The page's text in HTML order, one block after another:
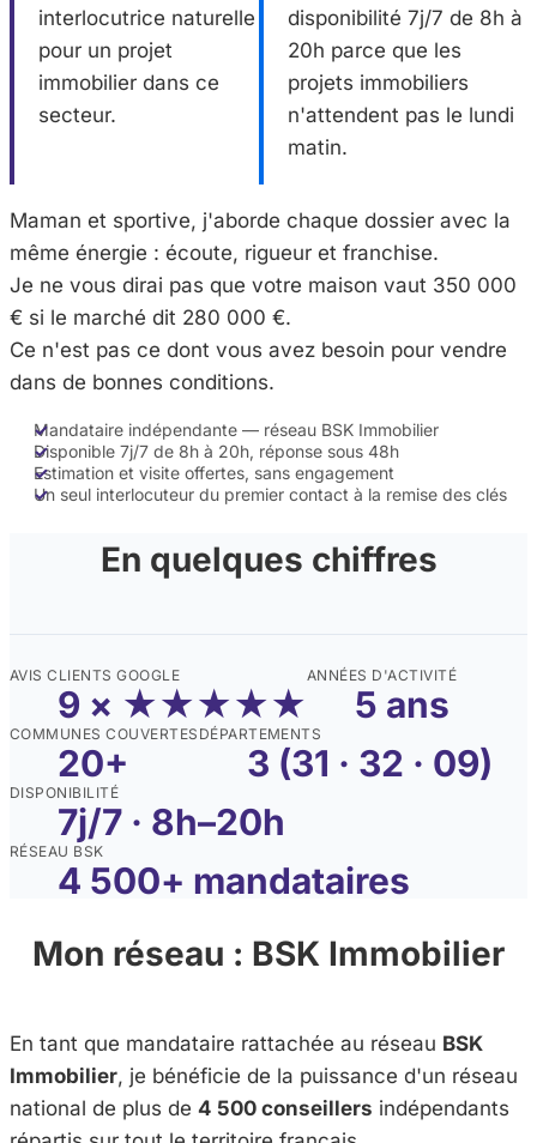
interlocutrice naturelle
pour un projet
immobilier dans ce
secteur.
disponibilité 7j/7 de 8h à
20h parce que les
projets immobiliers
n'attendent pas le lundi
matin.
Maman et sportive, j'aborde chaque dossier avec la
même énergie : écoute, rigueur et franchise.
Je ne vous dirai pas que votre maison vaut 350 000
€ si le marché dit 280 000 €.
Ce n'est pas ce dont vous avez besoin pour vendre
dans de bonnes conditions.
Mandataire indépendante — réseau BSK Immobilier
Disponible 7j/7 de 8h à 20h, réponse sous 48h
Estimation et visite offertes, sans engagement
Un seul interlocuteur du premier contact à la remise des clés
En quelques chiffres
AVIS CLIENTS GOOGLE
9 × ★★★★★
ANNÉES D'ACTIVITÉ
5 ans
COMMUNES COUVERTES
20+
DÉPARTEMENTS
3 (31 · 32 · 09)
DISPONIBILITÉ
7j/7 · 8h–20h
RÉSEAU BSK
4 500+ mandataires
Mon réseau : BSK Immobilier
En tant que mandataire rattachée au réseau BSK
Immobilier, je bénéficie de la puissance d'un réseau
national de plus de 4 500 conseillers indépendants